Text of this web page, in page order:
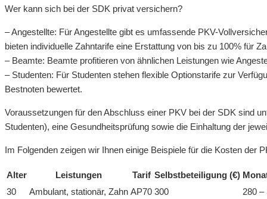
Wer kann sich bei der SDK privat versichern?
– Angestellte: Für Angestellte gibt es umfassende PKV-
bieten individuelle Zahntarife eine Erstattung von bis zu 100% für
– Beamte: Beamte profitieren von ähnlichen Leistungen wie
– Studenten: Für Studenten stehen flexible Optionstarife zur
Bestnoten bewertet.
Voraussetzungen für den Abschluss einer PKV bei der SDK sind
Studenten), eine Gesundheitsprüfung sowie die Einhaltung der
Im Folgenden zeigen wir Ihnen einige Beispiele für die Kosten der
Alter Leistungen Tarif Selbstbeteiligung (€)
30
Ambulant, stationär, Zahn AP70 300
280 –